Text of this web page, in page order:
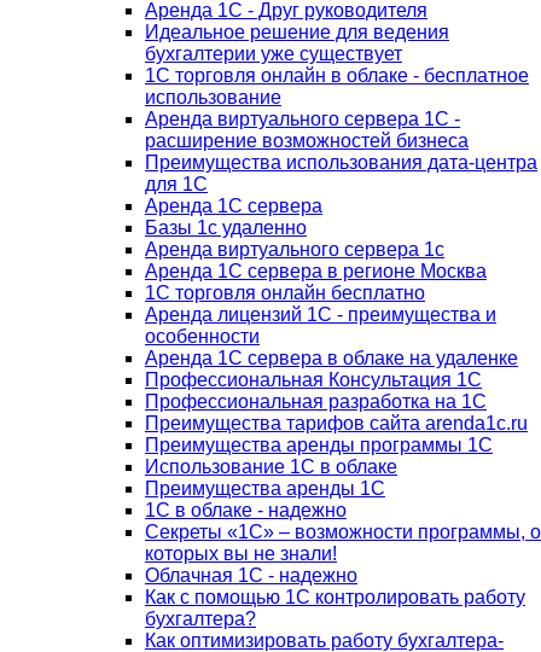
Аренда 1С - Друг руководителя
Идеальное решение для ведения
бухгалтерии уже существует
1С торговля онлайн в облаке - бесплатное
использование
Аренда виртуального сервера 1С -
расширение возможностей бизнеса
Преимущества использования дата-центра
для 1С
Аренда 1С сервера
Базы 1с удаленно
Аренда виртуального сервера 1с
Аренда 1С сервера в регионе Москва
1С торговля онлайн бесплатно
Аренда лицензий 1С - преимущества и
особенности
Аренда 1С сервера в облаке на удаленке
Профессиональная Консультация 1С
Профессиональная разработка на 1С
Преимущества тарифов сайта arenda1c.ru
Преимущества аренды программы 1С
Использование 1С в облаке
Преимущества аренды 1С
1С в облаке - надежно
Секреты «1С» – возможности программы, о
которых вы не знали!
Облачная 1С - надежно
Как с помощью 1С контролировать работу
бухгалтера?
Как оптимизировать работу бухгалтера-